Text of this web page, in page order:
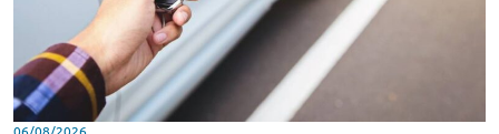
06/08/2026